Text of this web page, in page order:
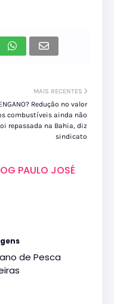
MAIS RECENTES
Redução no valor
combustíveis ainda não
repassada na Bahia, diz
sindicato
PAULO JOSÉ
de Pesca